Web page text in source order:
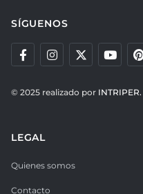
SÍGUENOS
© 2025 realizado por INTRIPER.
LEGAL
Quienes somos
Contacto